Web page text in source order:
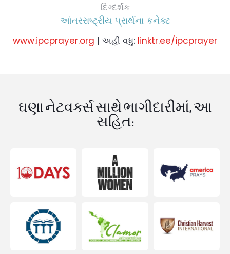
દિગ્દર્શક
આંતરરાષ્ટ્રીય પ્રાર્થના કનેક્ટ
www.ipcprayer.org | અહીં વધુ: linktr.ee/ipcprayer
ઘણા નેટવર્ક્સ સાથે ભાગીદારીમાં, આ
સહિત: